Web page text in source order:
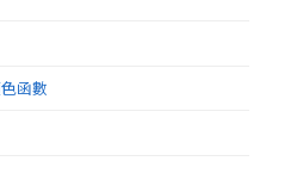
函數